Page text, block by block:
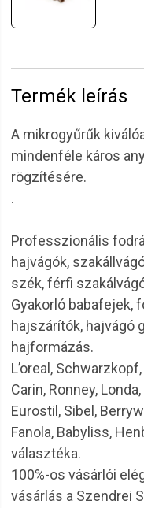
Termék leírás
A mikrogyűrűk
mindenféle káros
rögzítésére.
.
Professzionális
hajvágók,
szék, férfi
Gyakorló babafejek,
hajszárítók, hajvágó
hajformázás.
L’oreal,
Carin, Ronney,
Eurostil, Sibel,
Fanola, Babyliss,
választéka.
100%-os vásárlói
vásárlás a Szendrei